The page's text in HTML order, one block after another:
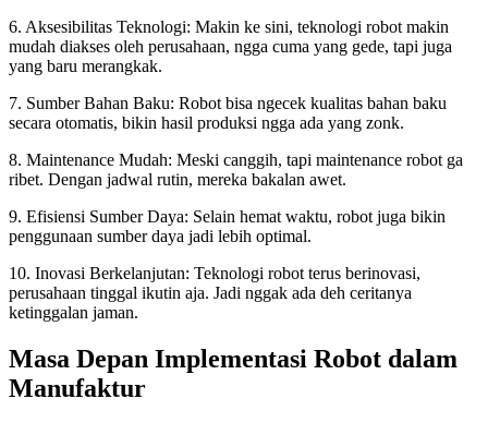
6. Aksesibilitas Teknologi: Makin ke sini, teknologi robot makin
mudah diakses oleh perusahaan, ngga cuma yang gede, tapi juga
yang baru merangkak.
7. Sumber Bahan Baku: Robot bisa ngecek kualitas bahan baku
secara otomatis, bikin hasil produksi ngga ada yang zonk.
8. Maintenance Mudah: Meski canggih, tapi maintenance robot ga
ribet. Dengan jadwal rutin, mereka bakalan awet.
9. Efisiensi Sumber Daya: Selain hemat waktu, robot juga bikin
penggunaan sumber daya jadi lebih optimal.
10. Inovasi Berkelanjutan: Teknologi robot terus berinovasi,
perusahaan tinggal ikutin aja. Jadi nggak ada deh ceritanya
ketinggalan jaman.
Masa Depan Implementasi Robot dalam
Manufaktur